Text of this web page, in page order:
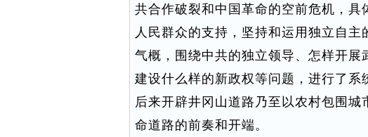
共合作破裂和中国革命的空前危机，具
人民群众的支持，坚持和运用独立自
气概，围绕中共的独立领导、怎样开展
建设什么样的新政权等问题，进行了系
后来开辟井冈山道路乃至以农村包围
命道路的前奏和开端。